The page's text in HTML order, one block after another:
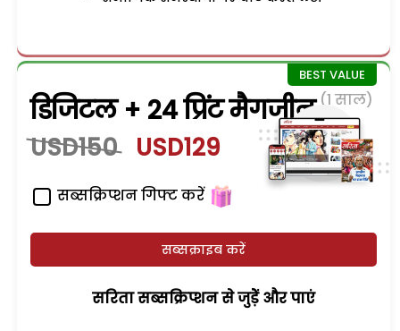
डिजिटल + 24 प्रिंट मैगजीन (1 साल)
USD150 USD129
सब्सक्रिप्शन गिफ्ट करें
सब्सक्राइब करें
सरिता सब्सक्रिप्शन से जुड़ेें और पाएं